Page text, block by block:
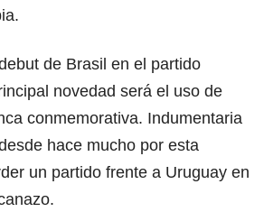
de Brasil en el partido
novedad será el uso de
conmemorativa. Indumentaria
hace mucho por esta
un partido frente a Uruguay en